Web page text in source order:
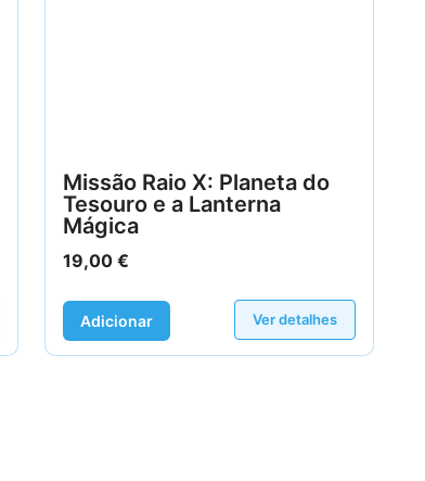
Missão Raio X: Planeta do
Tesouro e a Lanterna
Mágica
19,00 €
Adicionar Ver detalhes